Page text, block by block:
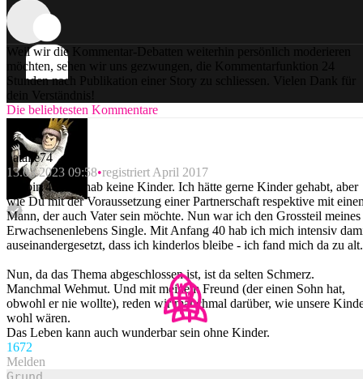
Weil wir die Kommentar-Debatten weiterhin persönlich moderieren
möchten, sehen wir uns gezwungen, die Kommentarfunktion 24
Stunden nach Publikation einer Story zu schliessen. Vielen Dank für
dein Verständnis!
Die beliebtesten Kommentare
natalie74
13.03.2023 09:58 registriert April 2017
Ich bin 48 und hab keine Kinder. Ich hätte gerne Kinder gehabt, aber
wie Du mit der Voraussetzung einer Partnerschaft respektive mit
Mann, der auch Vater sein möchte. Nun war ich den Grossteil meines
Erwachsenenlebens Single. Mit Anfang 40 hab ich mich intensiv
auseinandergesetzt, dass ich kinderlos bleibe - ich fand mich da zu alt.
Nun, da das Thema abgeschlossen ist, ist da selten Schmerz.
Manchmal Wehmut. Und mit meinem Freund (der einen Sohn hat,
obwohl er nie wollte), reden wir manchmal darüber, wie unsere
wohl wären.
Das Leben kann auch wunderbar sein ohne Kinder.
1672
Melden